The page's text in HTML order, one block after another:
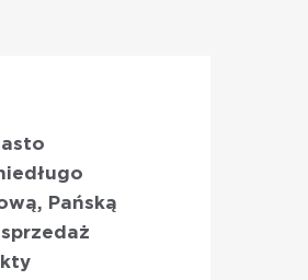
Pańską